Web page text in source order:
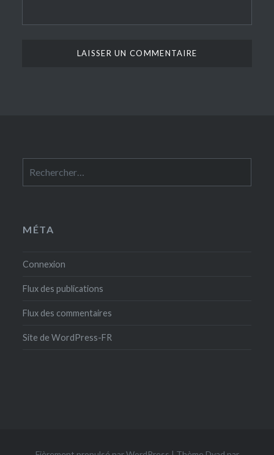
MÉTA
Connexion
Flux des publications
Flux des commentaires
Site de WordPress-FR